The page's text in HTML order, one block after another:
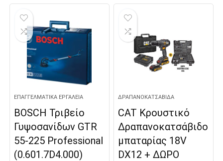
838,00 €.
ΕΠΑΓΓΕΛΜΑΤΙΚΆ ΕΡΓΑΛΕΊΑ
BOSCH Τριβείο
Γυψοσανίδων GTR
55-225 Professional
(0.601.7D4.000)
ΔΡΑΠΑΝΟΚΑΤΣΆΒΙΔΑ
CAT Κρουστικό
Δραπανοκατσάβιδο
μπαταρίας 18V
DX12 + ΔΩΡΟ